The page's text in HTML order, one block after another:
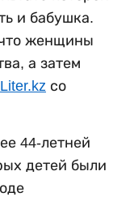
и бабушка.
женщины
а затем
Liter.kz со
44-летней
детей были